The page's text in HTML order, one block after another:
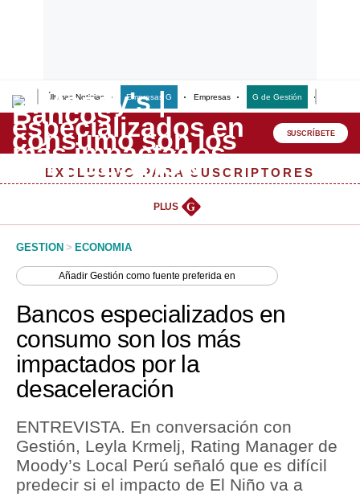
Últimas Noticias Empresas G Empresas G de Gestión
Lo último
Peru Quiosco
Management & Empleo
Perú
Política
Tu Dinero
Finanzas Personales
Inmobiliarias
Plus G
SUSCRÍBETE
EXCLUSIVO PARA SUSCRIPTORES
PLUS G
GESTION > ECONOMIA
AñadirGestión como fuente preferida en
Bancos especializados en
consumo son los más
impactados por la
desaceleración
ENTREVISTA. En conversación con
Gestión, Leyla Krmelj, Rating Manager de
Moody’s Local Perú señaló que es difícil
predecir si el impacto de El Niño va a